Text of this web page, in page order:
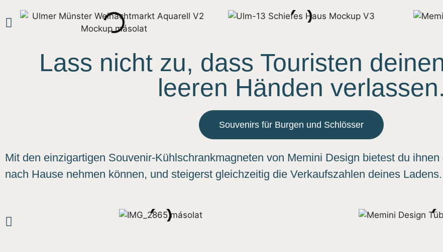
Lass nicht zu, dass Touristen
leeren Händen verlassen.
Souvenirs für Burgen und Schlösser
Mit den einzigartigen Souvenir-Kühlschrankmagneten von Memini Design bietest du
nach Hause nehmen können, und steigerst gleichzeitig die Verkaufszahlen deines Ladens.